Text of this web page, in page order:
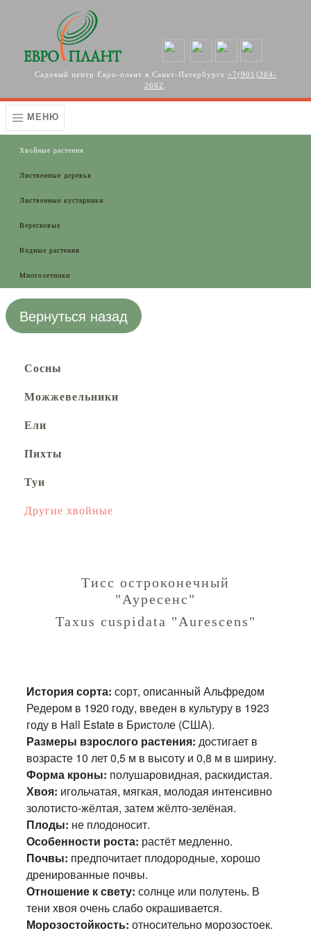
Перейти к основному содержанию
Садовый центр Евро-плант в Санкт-Петербурге +7(901)304-
2662
МЕНЮ
Хвойные растения
Лиственные деревья
Лиственные кустарники
Вересковые
Водные растения
Многолетники
Вернуться назад
Сосны
Можжевельники
Ели
Пихты
Туи
Другие хвойные
Тисс остроконечный
"Ауресенс"
Taxus cuspidata "Aurescens"
История сорта: сорт, описанный Альфредом
Редером в 1920 году, введен в культуру в 1923
году в Hall Estate в Бристоле (США).
Размеры взрослого растения: достигает в
возрасте 10 лет 0,5 м в высоту и 0,8 м в ширину.
Форма кроны: полушаровидная, раскидистая.
Хвоя: игольчатая, мягкая, молодая интенсивно
золотисто-жёлтая, затем жёлто-зелёная.
Плоды: не плодоносит.
Особенности роста: растёт медленно.
Почвы: предпочитает плодородные, хорошо
дренированные почвы.
Отношение к свету: солнце или полутень. В
тени хвоя очень слабо окрашивается.
Морозостойкость: относительно морозостоек.